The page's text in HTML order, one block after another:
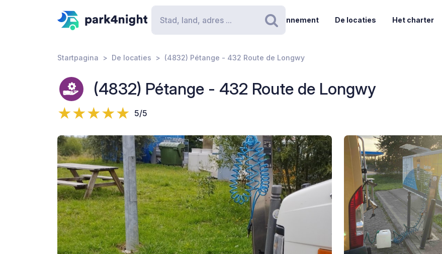
Zoeken
Abonnement De locaties Het charter
Startpagina De locaties (4832) Pétange - 432 Route de Longwy
(4832) Pétange - 432 Route de Longwy
5/5